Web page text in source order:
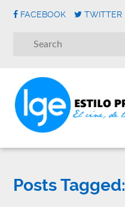
FACEBOOK TWITTER
Posts Tagged: